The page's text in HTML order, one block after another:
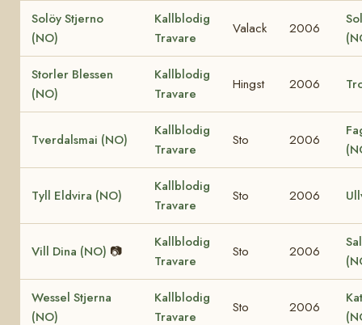
Solöy Stjerno
(NO)
Kallblodig
Travare
Valack 2006
Storler Blessen
(NO)
Kallblodig
Travare
Hingst 2006
Tverdalsmai (NO)
Kallblodig
Travare
Sto 2006
Tyll Eldvira (NO)
Kallblodig
Travare
Sto 2006
Vill Dina (NO) 📷
Kallblodig
Travare
Sto 2006
Wessel Stjerna
(NO)
Kallblodig
Travare
Sto 2006